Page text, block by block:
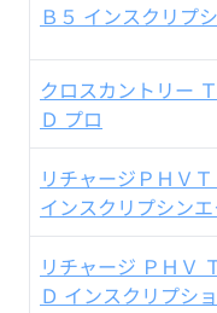
Ｂ５ インスクリプ
クロスカントリー
Ｄ プロ
リチャージＰＨＶ
インスクリプシン
リチャージ ＰＨＶ
Ｄ インスクリプシ